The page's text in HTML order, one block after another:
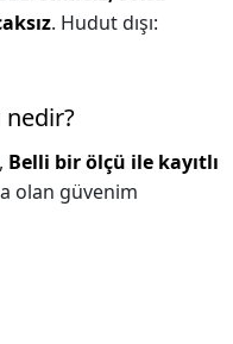
. Hudut dışı:
nedir?
Belli bir ölçü ile kayıtlı
olan güvenim